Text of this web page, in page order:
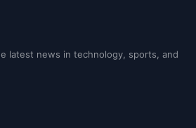
latest news in technology, sports, and